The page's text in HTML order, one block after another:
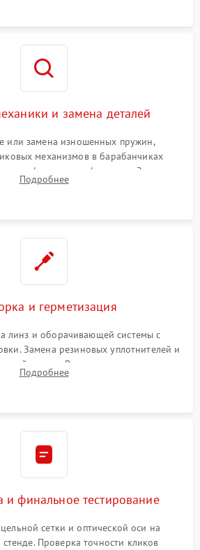
и замена деталей
или замена изношенных пружин,
механизмов в барабанчиках
люфтов в трансфокаторе. Замена
разбитой сетки или восстановление
Подробнее
и герметизация
линз и оборачивающей системы с
Замена резиновых уплотнителей и
смазки. Вакуумирование корпуса
осушенным азотом или аргоном для
Подробнее
и финальное тестирование
сетки и оптической оси на
Проверка точности кликов